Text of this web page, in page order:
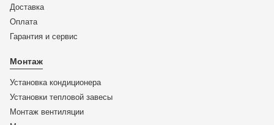
Доставка
Оплата
Гарантия и сервис
Монтаж
Установка кондиционера
Установки тепловой завесы
Монтаж вентиляции